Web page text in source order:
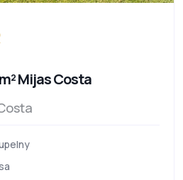
Mijas Costa